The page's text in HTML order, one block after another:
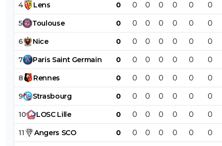
4 Lens 0 0 0 0 0 0 0
5 Toulouse 0 0 0 0 0 0 0
6 Nice 0 0 0 0 0 0 0
7 Paris Saint Germain 0 0 0 0 0 0 0
8 Rennes 0 0 0 0 0 0 0
9 Strasbourg 0 0 0 0 0 0 0
10 LOSC Lille 0 0 0 0 0 0 0
11 Angers SCO 0 0 0 0 0 0 0